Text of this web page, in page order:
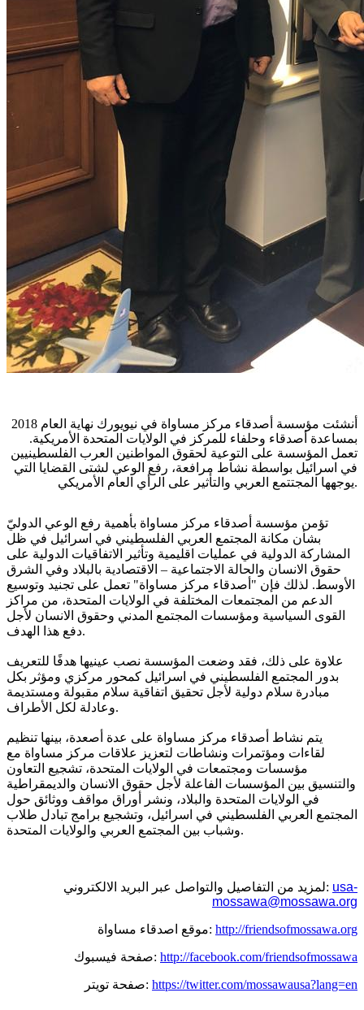
نشئت مؤسسة أصدقاء مركز مساواة في نيويورك نهاية العام 2018
بمساعدة أصدقاء وحلفاء للمركز في الولايات المتحدة الأمريكية.
تعمل المؤسسة على التوعية لحقوق المواطنين العرب الفلسطينيين
في اسرائيل بواسطة نشاط مرافعة، رفع الوعي لشتى القضايا التي
يوجهها المجتتمع العربي والتأثير على الرأي العام الأمريكي.
تؤمن مؤسسة أصدقاء مركز مساواة بأهمية رفع الوعي الدوليّ
بشأن مكانة المجتمع العربي الفلسطيني في اسرائيل في ظل
المشاركة الدولية في عمليات اقليمية وتأثير الاتفاقيات الدولية على
حقوق الانسان والحالة الاجتماعية – الاقتصادية بالبلاد وفي الشرق
الأوسط. لذلك فإن "أصدقاء مركز مساواة" تعمل على تجنيد وتوسيع
الدعم من المجتمعات المختلفة في الولايات المتحدة، من مراكز
القوى السياسية ومؤسسات المجتمع المدني وحقوق الانسان لأجل
دفع هذا الهدف.
علاوة على ذلك، فقد وضعت المؤسسة نصب عينيها هدفًا للتعريف
بدور المجتمع الفلسطيني في اسرائيل كمحور مركزي ومؤثر بكل
مبادرة سلام دولية لأجل تحقيق اتفاقية سلام مقبولة ومستديمة
وعادلة لكل الأطراف.
يتم نشاط أصدقاء مركز مساواة على عدة أصعدة، بينها تنظيم
لقاءات ومؤتمرات ونشاطات لتعزيز علاقات مركز مساواة مع
مؤسسات ومجتمعات في الولايات المتحدة، تشجيع التعاون
والتنسيق بين المؤسسات الفاعلة لأجل حقوق الانسان والديمقراطية
في الولايات المتحدة والبلاد، ونشر أوراق مواقف ووثائق حول
المجتمع العربي الفلسطيني في اسرائيل، وتشجيع برامج تبادل طلاب
وشباب بين المجتمع العربي والولايات المتحدة.
لمزيد من التفاصيل والتواصل عبر البريد الالكتروني: usa-
mossawa@mossawa.org
موقع اصدقاء مساواة: http://friendsofmossawa.org
صفحة فيسبوك: http://facebook.com/friendsofmossawa
صفحة تويتر: https://twitter.com/mossawausa?lang=en